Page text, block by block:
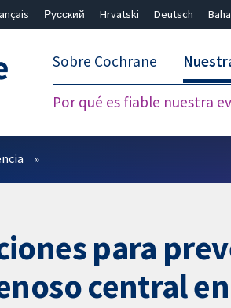
Русский Hrvatski Deutsch
Sobre Cochrane
Por qué es fiable nuestra
para
central